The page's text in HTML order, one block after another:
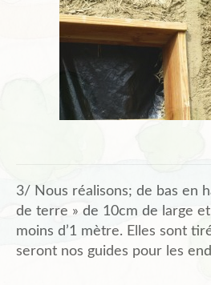
3/ Nous réalisons; de bas en
de terre » de 10cm de large
moins d’1 mètre. Elles sont
seront nos guides pour les